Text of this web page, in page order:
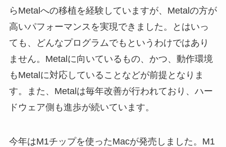
らMetalへの移植を経験していますが、Metalの方が
高いパフォーマンスを実現できました。とはいっ
ても、どんなプログラムでもというわけではあり
ません。Metalに向いているもの、かつ、動作環境
もMetalに対応していることなどが前提となりま
す。また、Metalは毎年改善が行われており、ハー
ドウェア側も進歩が続いています。
今年はM1チップを使ったMacが発売しました。M1